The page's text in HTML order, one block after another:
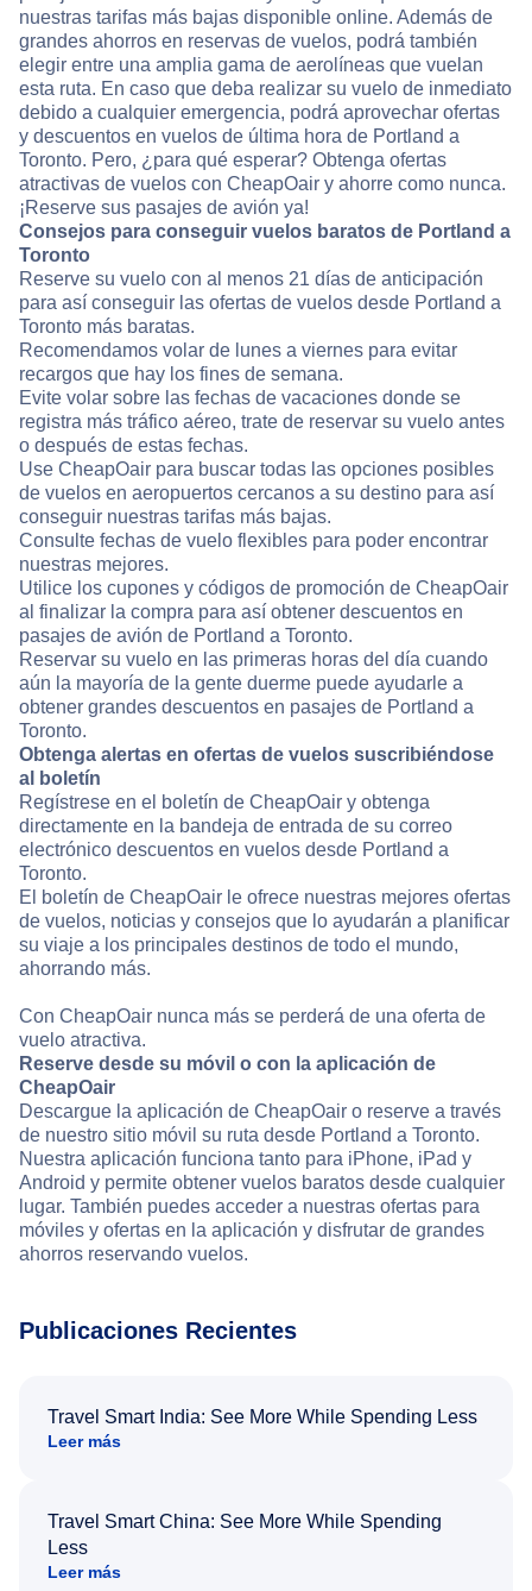
nuestras tarifas más bajas disponible online. Además de
grandes ahorros en reservas de vuelos, podrá también
elegir entre una amplia gama de aerolíneas que vuelan
esta ruta. En caso que deba realizar su vuelo de inmediato
debido a cualquier emergencia, podrá aprovechar ofertas
y descuentos en vuelos de última hora de Portland a
Toronto. Pero, ¿para qué esperar? Obtenga ofertas
atractivas de vuelos con CheapOair y ahorre como nunca.
¡Reserve sus pasajes de avión ya!
Consejos para conseguir vuelos baratos de Portland a
Toronto
Reserve su vuelo con al menos 21 días de anticipación
para así conseguir las ofertas de vuelos desde Portland a
Toronto más baratas.
Recomendamos volar de lunes a viernes para evitar
recargos que hay los fines de semana.
Evite volar sobre las fechas de vacaciones donde se
registra más tráfico aéreo, trate de reservar su vuelo antes
o después de estas fechas.
Use CheapOair para buscar todas las opciones posibles
de vuelos en aeropuertos cercanos a su destino para así
conseguir nuestras tarifas más bajas.
Consulte fechas de vuelo flexibles para poder encontrar
nuestras mejores.
Utilice los cupones y códigos de promoción de CheapOair
al finalizar la compra para así obtener descuentos en
pasajes de avión de Portland a Toronto.
Reservar su vuelo en las primeras horas del día cuando
aún la mayoría de la gente duerme puede ayudarle a
obtener grandes descuentos en pasajes de Portland a
Toronto.
Obtenga alertas en ofertas de vuelos suscribiéndose
al boletín
Regístrese en el boletín de CheapOair y obtenga
directamente en la bandeja de entrada de su correo
electrónico descuentos en vuelos desde Portland a
Toronto.
El boletín de CheapOair le ofrece nuestras mejores ofertas
de vuelos, noticias y consejos que lo ayudarán a planificar
su viaje a los principales destinos de todo el mundo,
ahorrando más.
Con CheapOair nunca más se perderá de una oferta de
vuelo atractiva.
Reserve desde su móvil o con la aplicación de
CheapOair
Descargue la aplicación de CheapOair o reserve a través
de nuestro sitio móvil su ruta desde Portland a Toronto.
Nuestra aplicación funciona tanto para iPhone, iPad y
Android y permite obtener vuelos baratos desde cualquier
lugar. También puedes acceder a nuestras ofertas para
móviles y ofertas en la aplicación y disfrutar de grandes
ahorros reservando vuelos.
Publicaciones Recientes
Travel Smart India: See More While Spending Less
Leer más
Travel Smart China: See More While Spending
Less
Leer más